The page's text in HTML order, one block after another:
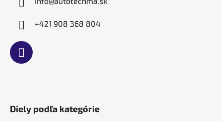
+421 908 368 804
Diely podľa kategórie